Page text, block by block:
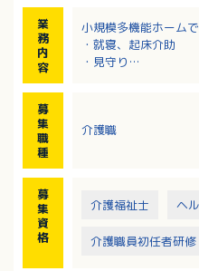
業
務
内
容
小規模多機能ホーム
・就寝、起床介助
・見守り
調理や清掃・洗濯な
募
集
職
種
介護職
募
集
資
格
介護福祉士 ヘ
介護職員初任者研修